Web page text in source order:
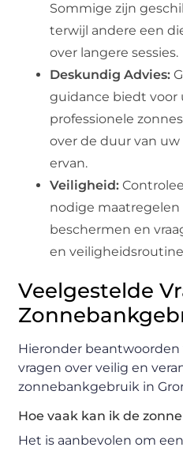
Sommige zijn
terwijl andere een
over langere sessies.
Deskundig Advies:
guidance biedt voor
professionele
over de duur van
ervan.
Veiligheid:
nodige
beschermen en
en
Veelgestelde
Hieronder
vragen over veilig en
zonnebankgebruik in
Hoe vaak kan ik de
Het is aanbevolen om